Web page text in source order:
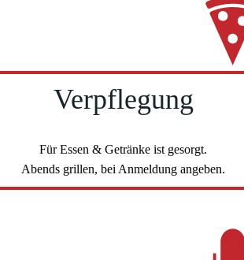
Verpflegung
Für Essen & Getränke ist gesorgt.
Abends grillen, bei Anmeldung angeben.